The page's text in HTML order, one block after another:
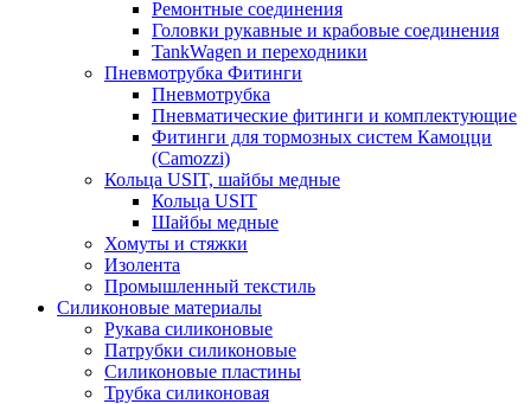
Ремонтные соединения
Головки рукавные и крабовые соединения
TankWagen и переходники
Пневмотрубка Фитинги
Пневмотрубка
Пневматические фитинги и комплектующие
Фитинги для тормозных систем Камоцци
(Camozzi)
Кольца USIT, шайбы медные
Кольца USIT
Шайбы медные
Хомуты и стяжки
Изолента
Промышленный текстиль
Силиконовые материалы
Рукава силиконовые
Патрубки силиконовые
Силиконовые пластины
Трубка силиконовая